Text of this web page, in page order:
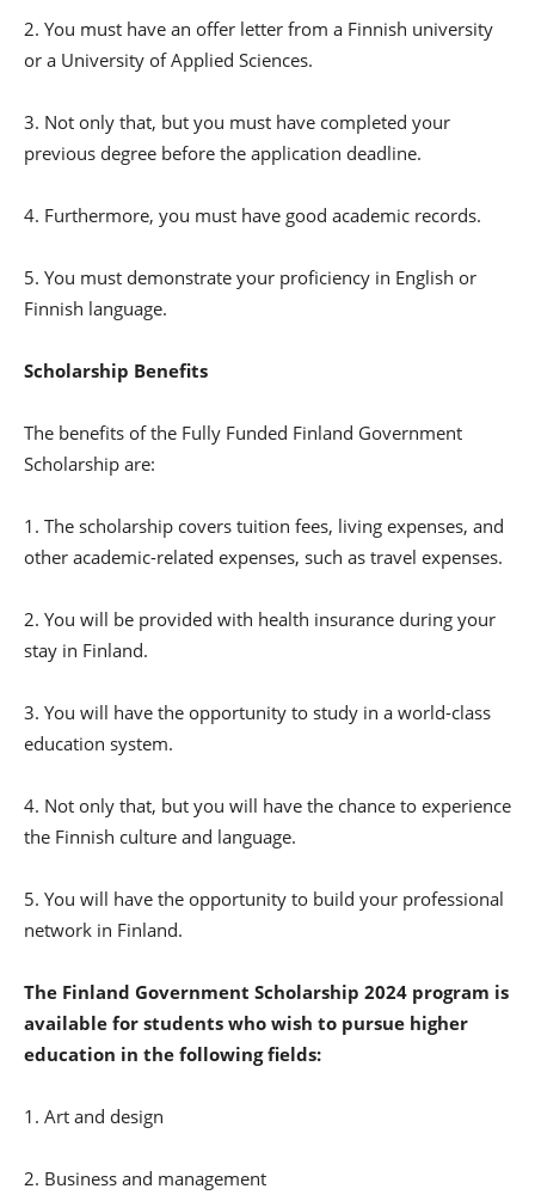
2. You must have an offer letter from a Finnish university
or a University of Applied Sciences.
3. Not only that, but you must have completed your
previous degree before the application deadline.
4. Furthermore, you must have good academic records.
5. You must demonstrate your proficiency in English or
Finnish language.
Scholarship Benefits
The benefits of the Fully Funded Finland Government
Scholarship are:
1. The scholarship covers tuition fees, living expenses, and
other academic-related expenses, such as travel expenses.
2. You will be provided with health insurance during your
stay in Finland.
3. You will have the opportunity to study in a world-class
education system.
4. Not only that, but you will have the chance to experience
the Finnish culture and language.
5. You will have the opportunity to build your professional
network in Finland.
The Finland Government Scholarship 2024 program is
available for students who wish to pursue higher
education in the following fields:
1. Art and design
2. Business and management